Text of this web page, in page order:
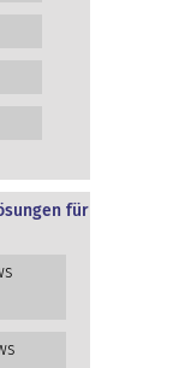
für